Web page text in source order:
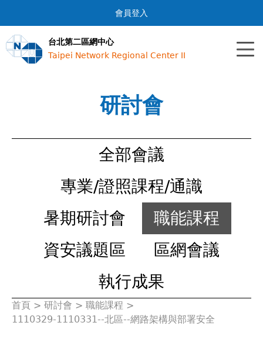
Jump to navigation
會員登入
台北第二區網中心
Taipei Network Regional Center II
研討會
全部會議
專業/證照課程/通識
暑期研討會
職能課程
資安議題區
區網會議
執行成果
您
首頁 > 研討會 > 職能課程 >
1110329-1110331--北區--網路架構與部署安全